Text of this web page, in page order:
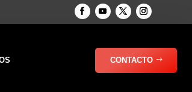
CONTACTO